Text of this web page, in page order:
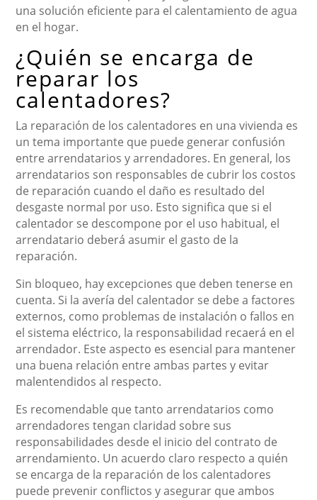
una solución eficiente para el calentamiento de agua
en el hogar.
¿Quién se encarga de
reparar los
calentadores?
La reparación de los calentadores en una vivienda es
un tema importante que puede generar confusión
entre arrendatarios y arrendadores. En general, los
arrendatarios son responsables de cubrir los costos
de reparación cuando el daño es resultado del
desgaste normal por uso. Esto significa que si el
calentador se descompone por el uso habitual, el
arrendatario deberá asumir el gasto de la
reparación.
Sin bloqueo, hay excepciones que deben tenerse en
cuenta. Si la avería del calentador se debe a factores
externos, como problemas de instalación o fallos en
el sistema eléctrico, la responsabilidad recaerá en el
arrendador. Este aspecto es esencial para mantener
una buena relación entre ambas partes y evitar
malentendidos al respecto.
Es recomendable que tanto arrendatarios como
arrendadores tengan claridad sobre sus
responsabilidades desde el inicio del contrato de
arrendamiento. Un acuerdo claro respecto a quién
se encarga de la reparación de los calentadores
puede prevenir conflictos y asegurar que ambos